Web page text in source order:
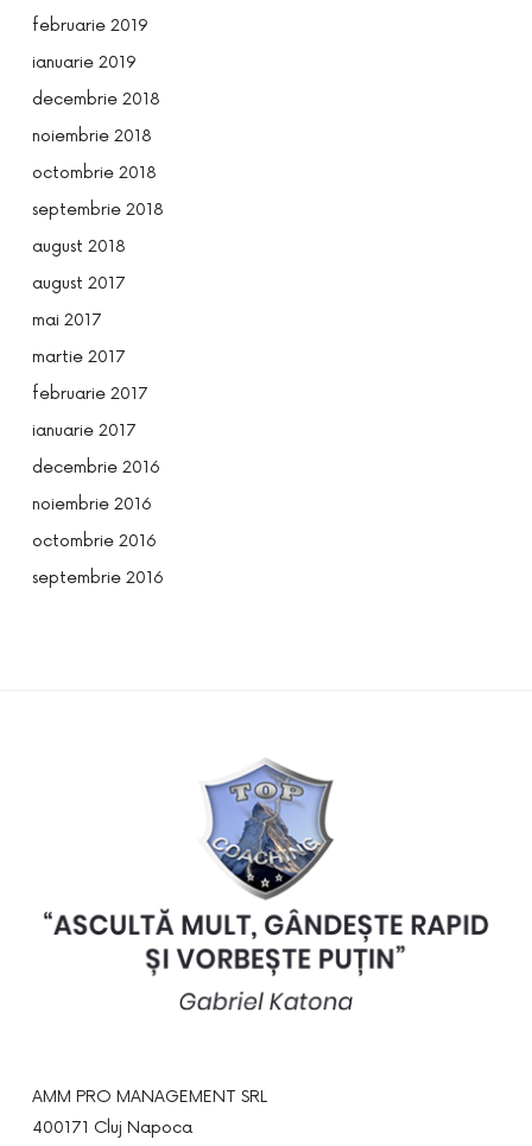
februarie 2019
ianuarie 2019
decembrie 2018
noiembrie 2018
octombrie 2018
septembrie 2018
august 2018
august 2017
mai 2017
martie 2017
februarie 2017
ianuarie 2017
decembrie 2016
noiembrie 2016
octombrie 2016
septembrie 2016
AMM PRO MANAGEMENT SRL
400171 Cluj Napoca